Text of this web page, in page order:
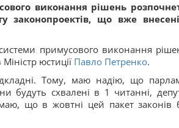
виконання рішень
законопроектів, що вже
примусового виконання
юстиції Павло Петренко.
Тому, маю надію, що
будуть схвалені в 1 читанні,
що в жовтні цей пакет законів